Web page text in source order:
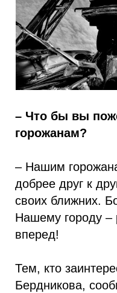
– Что бы вы
горожанам?
– Нашим
добрее друг к
своих ближних.
Нашему городу –
вперед!
Тем, кто
Бердникова,